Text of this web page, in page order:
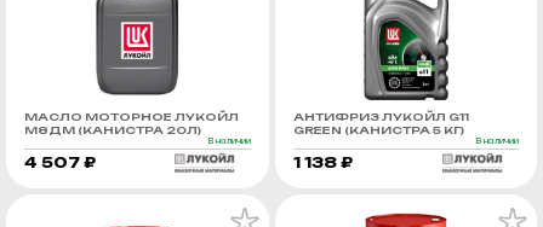
МАСЛО МОТОРНОЕ ЛУКОЙЛ
М8ДМ (КАНИСТРА 20Л)
В наличии
4 507 ₽
АНТИФРИЗ ЛУКОЙЛ G11
GREEN (КАНИСТРА 5 КГ)
В наличии
1 138 ₽